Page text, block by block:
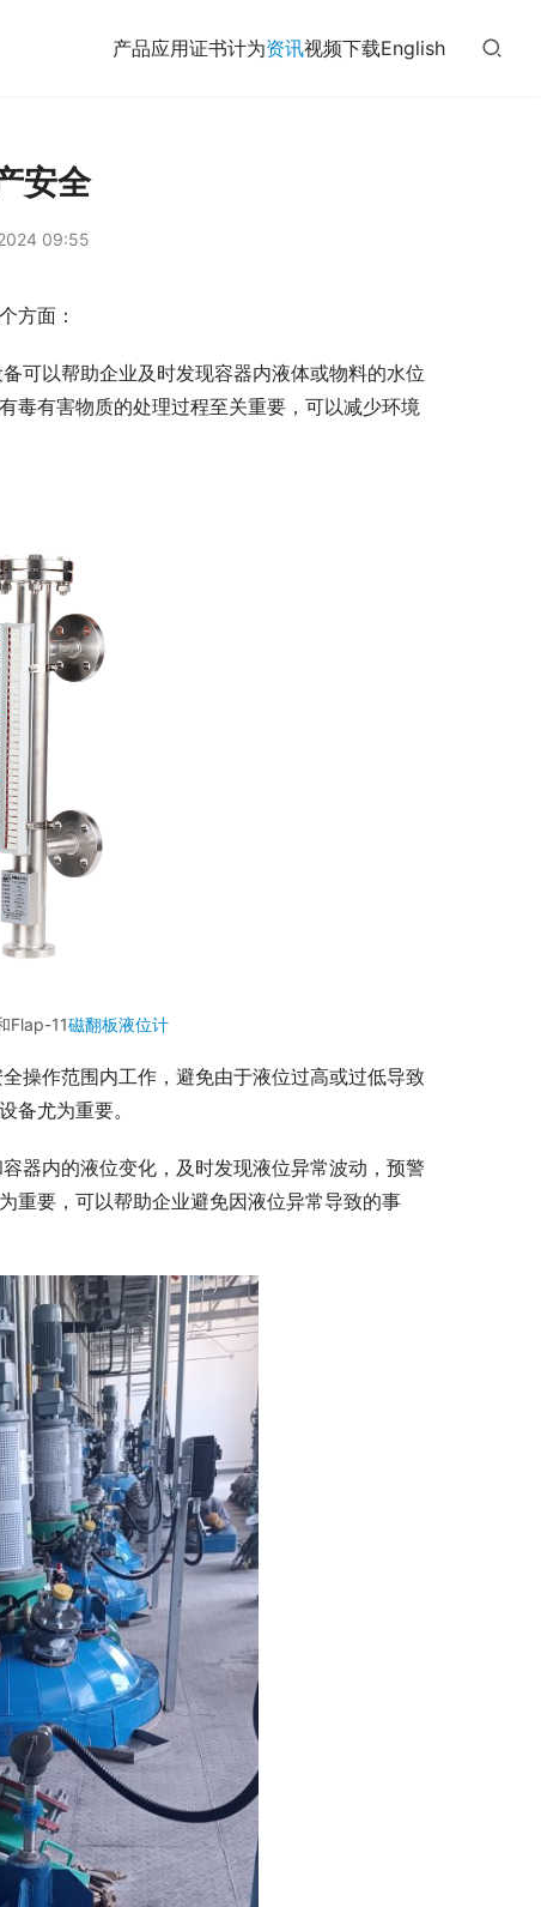
产品应用证书计为资讯视频下载English
安全
09:55
方面：
可以帮助企业及时发现容器内液体或物料的水位
毒有害物质的处理过程至关重要，可以减少环境
Flap-11磁翻板液位计
操作范围内工作，避免由于液位过高或过低导致
备尤为重要。
器内的液位变化，及时发现液位异常波动，预警
重要，可以帮助企业避免因液位异常导致的事